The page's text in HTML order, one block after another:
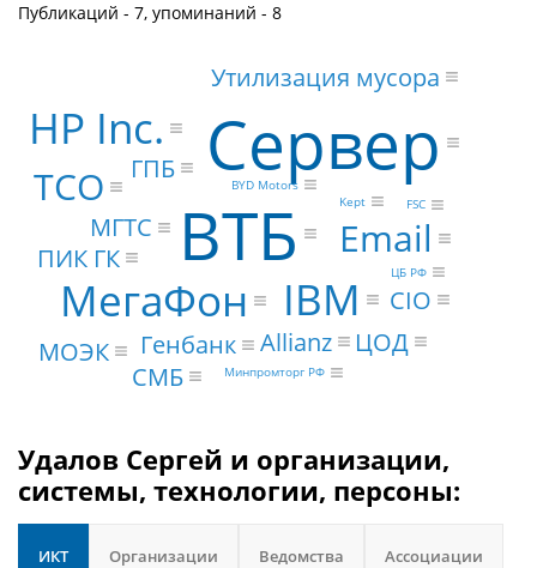
Публикаций - 7, упоминаний - 8
ВТБ
Сервер
МегаФон IBM
HP Inc.
Email
TCO
МГТС
ГПБ
ПИК ГК
МОЭК Генбанк Allianz
Утилизация мусора
ЦОД
CIO
СМБ
Kept
BYD Motors
ЦБ РФ
Минпромторг РФ
FSC
Удалов Сергей и организации,
системы, технологии, персоны:
ИКТ Организации Ведомства Ассоциации